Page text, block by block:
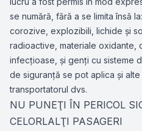
se numără, fără a se limita însă
corozive, explozibili, lichide şi
radioactive, materiale oxidante,
infecţioase, şi genţi cu sisteme
de siguranţă se pot aplica şi
transportatorul dvs.
NU PUNEŢI ÎN PERICOL
CELORLALŢI PASAGERI